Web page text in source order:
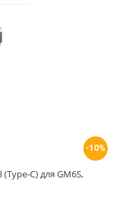
-10%
C) для GM6S,